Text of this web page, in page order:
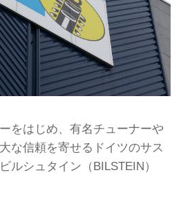
をはじめ、有名チューナーや
な信頼を寄せるドイツのサス
ルシュタイン（BILSTEIN）